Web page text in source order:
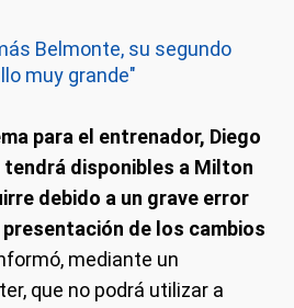
Belmonte, su segundo
muy grande"
para el entrenador, Diego
disponibles a Milton
debido a un grave error
de los cambios
mediante un
que no podrá utilizar a